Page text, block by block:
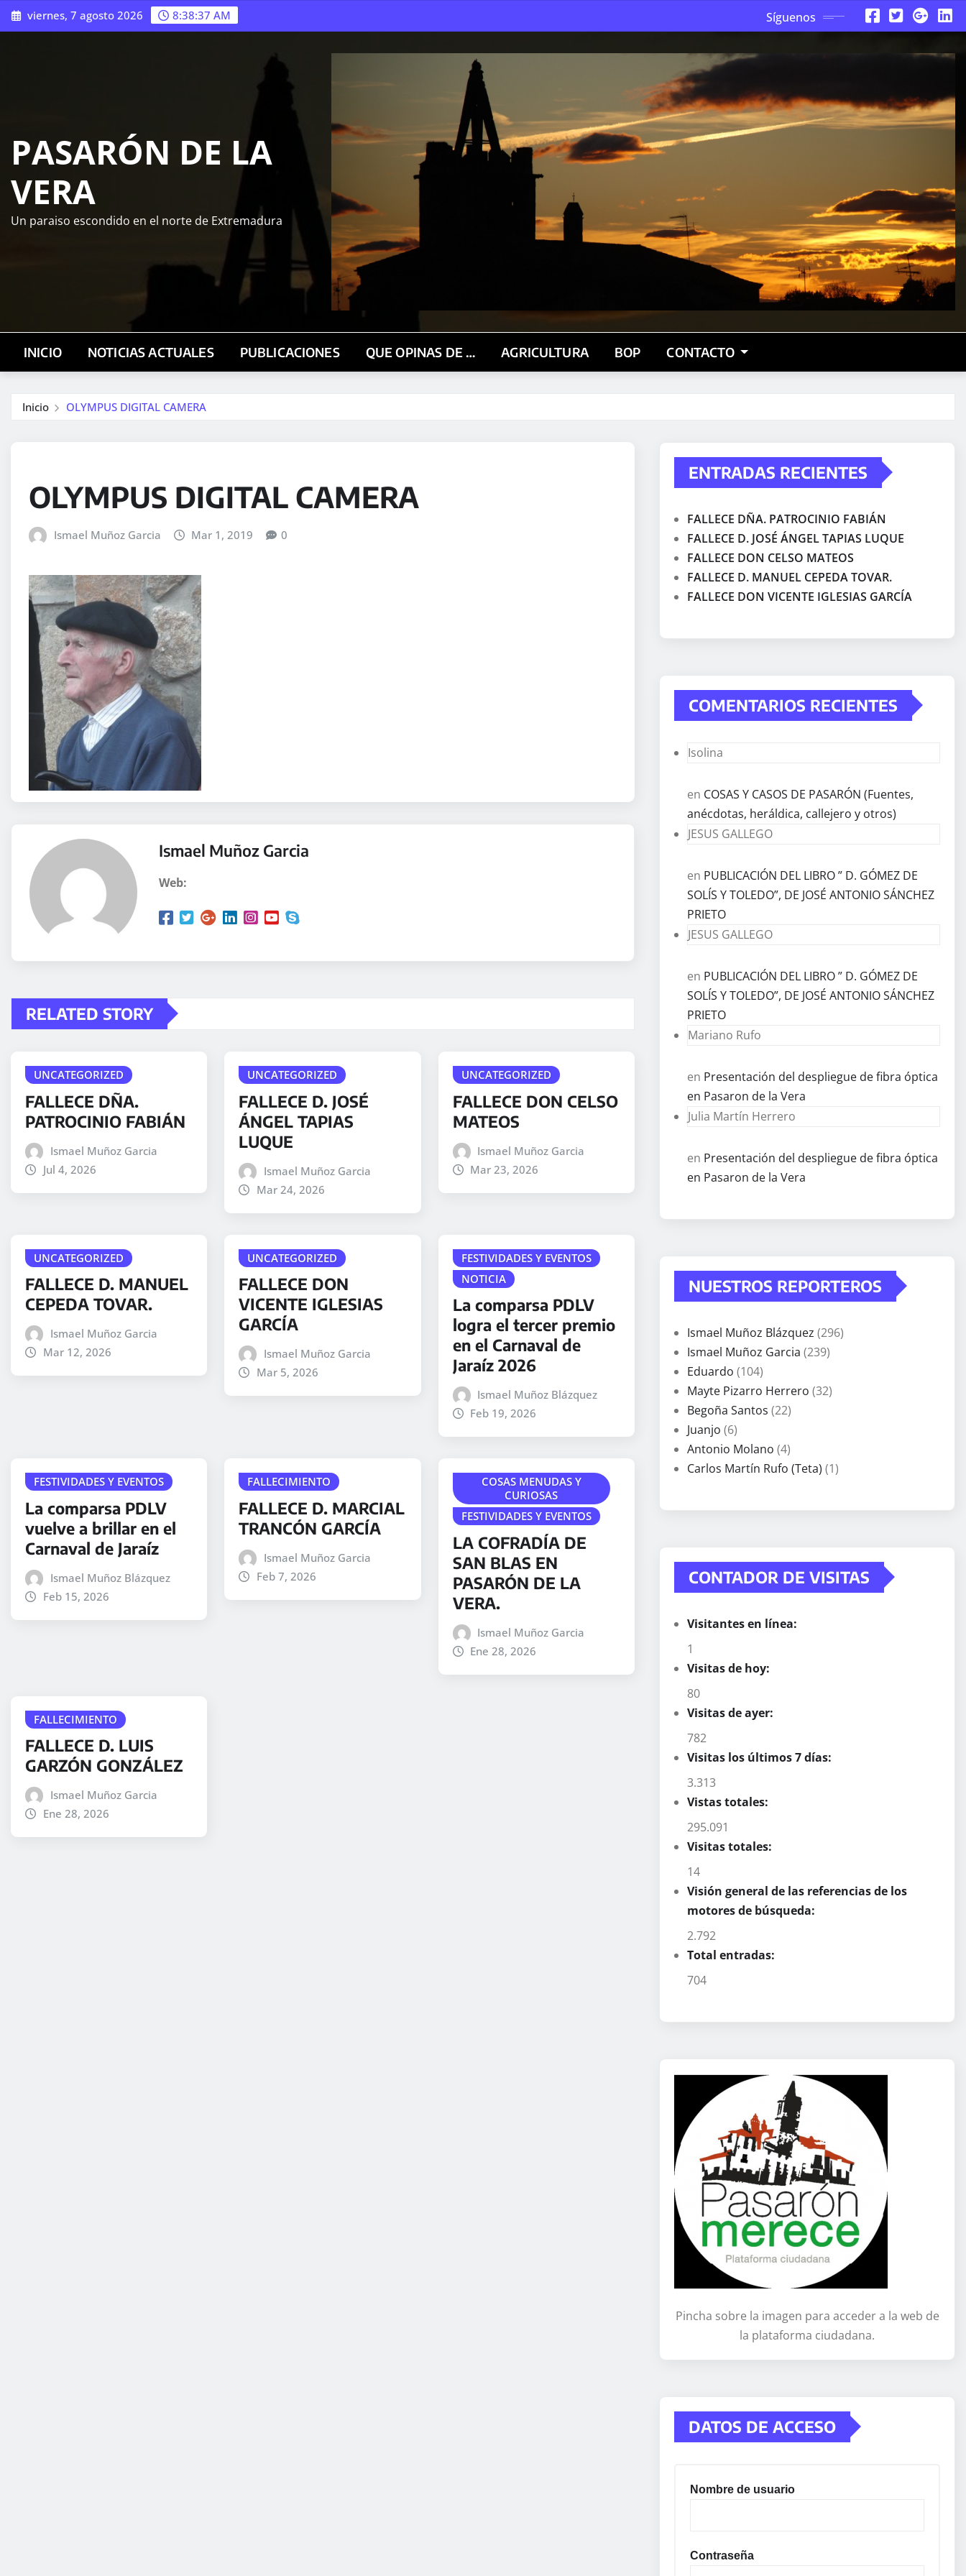
Saltar
al
viernes, 7 agosto 2026 8:38:38 AM Síguenos
PASARÓN DE LA
VERA
Un paraiso escondido en el norte de Extremadura
INICIO NOTICIAS ACTUALES PUBLICACIONES QUE OPINAS DE … AGRICULTURA BOP CONTACTO
Inicio OLYMPUS DIGITAL CAMERA
OLYMPUS DIGITAL CAMERA
Ismael Muñoz Garcia Mar 1, 2019 0
Ismael Muñoz Garcia
Web:
RELATED STORY
UNCATEGORIZED
FALLECE DÑA.
PATROCINIO FABIÁN
Ismael Muñoz Garcia
Jul 4, 2026
UNCATEGORIZED
FALLECE D. JOSÉ
ÁNGEL TAPIAS
LUQUE
Ismael Muñoz Garcia
Mar 24, 2026
UNCATEGORIZED
FALLECE DON CELSO
MATEOS
Ismael Muñoz Garcia
Mar 23, 2026
UNCATEGORIZED
FALLECE D. MANUEL
CEPEDA TOVAR.
Ismael Muñoz Garcia
Mar 12, 2026
UNCATEGORIZED
FALLECE DON
VICENTE IGLESIAS
GARCÍA
Ismael Muñoz Garcia
Mar 5, 2026
FESTIVIDADES Y EVENTOS
NOTICIA
La comparsa PDLV
logra el tercer premio
en el Carnaval de
Jaraíz 2026
Ismael Muñoz Blázquez
Feb 19, 2026
FESTIVIDADES Y EVENTOS
La comparsa PDLV
vuelve a brillar en el
Carnaval de Jaraíz
Ismael Muñoz Blázquez
Feb 15, 2026
FALLECIMIENTO
FALLECE D. MARCIAL
TRANCÓN GARCÍA
Ismael Muñoz Garcia
Feb 7, 2026
COSAS MENUDAS Y
CURIOSAS
FESTIVIDADES Y EVENTOS
LA COFRADÍA DE
SAN BLAS EN
PASARÓN DE LA
VERA.
Ismael Muñoz Garcia
Ene 28, 2026
FALLECIMIENTO
FALLECE D. LUIS
GARZÓN GONZÁLEZ
Ismael Muñoz Garcia
Ene 28, 2026
ENTRADAS RECIENTES
FALLECE DÑA. PATROCINIO FABIÁN
FALLECE D. JOSÉ ÁNGEL TAPIAS LUQUE
FALLECE DON CELSO MATEOS
FALLECE D. MANUEL CEPEDA TOVAR.
FALLECE DON VICENTE IGLESIAS GARCÍA
COMENTARIOS RECIENTES
Isolina
en COSAS Y CASOS DE PASARÓN (Fuentes,
anécdotas, heráldica, callejero y otros)
JESUS GALLEGO
en PUBLICACIÓN DEL LIBRO ” D. GÓMEZ DE
SOLÍS Y TOLEDO”, DE JOSÉ ANTONIO SÁNCHEZ
PRIETO
JESUS GALLEGO
en PUBLICACIÓN DEL LIBRO ” D. GÓMEZ DE
SOLÍS Y TOLEDO”, DE JOSÉ ANTONIO SÁNCHEZ
PRIETO
Mariano Rufo
en Presentación del despliegue de fibra óptica
en Pasaron de la Vera
Julia Martín Herrero
en Presentación del despliegue de fibra óptica
en Pasaron de la Vera
NUESTROS REPORTEROS
Ismael Muñoz Blázquez (296)
Ismael Muñoz Garcia (239)
Eduardo (104)
Mayte Pizarro Herrero (32)
Begoña Santos (22)
Juanjo (6)
Antonio Molano (4)
Carlos Martín Rufo (Teta) (1)
CONTADOR DE VISITAS
Visitantes en línea:
1
Visitas de hoy:
80
Visitas de ayer:
782
Visitas los últimos 7 días:
3.313
Vistas totales:
295.091
Visitas totales:
14
Visión general de las referencias de los
motores de búsqueda:
2.792
Total entradas:
704
Pincha sobre la imagen para acceder a la web de
la plataforma ciudadana.
DATOS DE ACCESO
Nombre de usuario
Contraseña